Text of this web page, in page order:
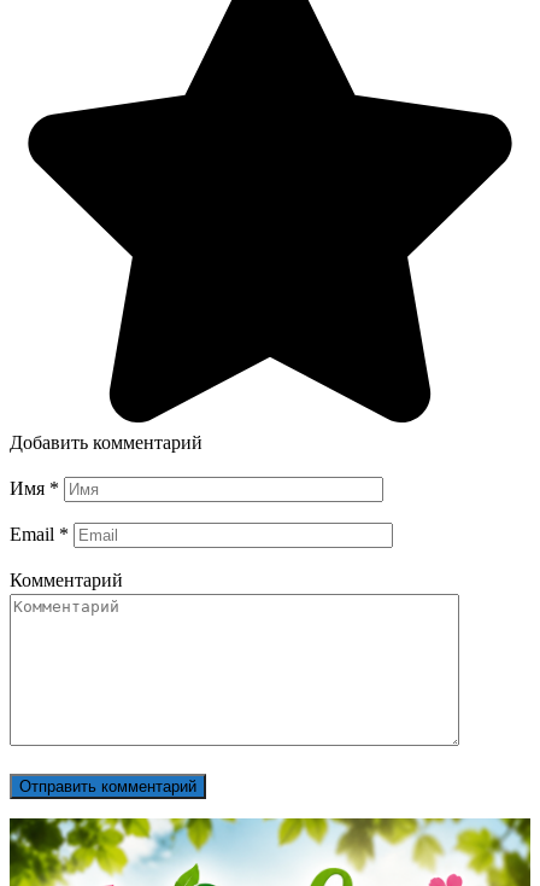
Добавить комментарий
Имя *
Email *
Комментарий